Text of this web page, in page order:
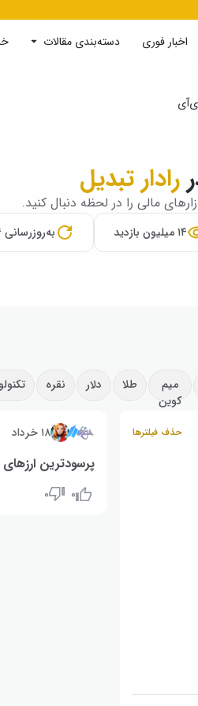
اخبار فوری دسته‌بندی مقالات
رادار تبدیل
مالی را در لحظه دنبال کنید.
۱۴ میلیون بازدید به‌روزرسانی ۵۴ دقیقه قبل
میم
کوین
طلا دلار نقره
حذف فیلترها ۱۸ خرداد
پرسودترین ارزهای
دائو میکر (DAO): ۴۸٪+ | سایرن (SIREN): ۴۳٪+ | آریا ای آی (ARIA): ۲۹٪+
۰ ۰